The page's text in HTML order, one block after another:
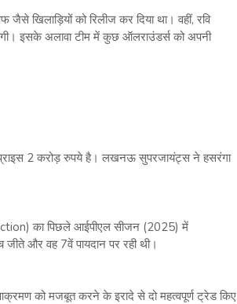
को रिलीज कर दिया था। वहीं, रवि
इसके अलावा टीम में कुछ ऑलराउंडर्स को अपनी
2 करोड़ रुपये है। लखनऊ सुपरजायंट्स ने हसरंगा
का पिछले आईपीएल सीजन (2025) में
और वह 7वें पायदान पर रही थी।
को मजबूत करने के इरादे से दो महत्वपूर्ण ट्रेड किए